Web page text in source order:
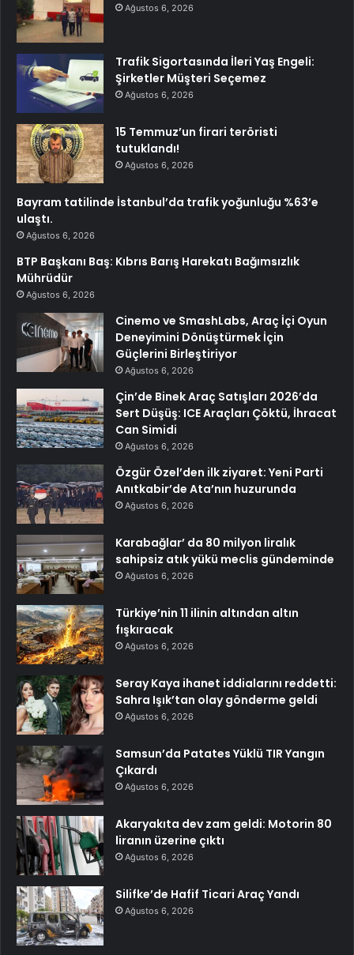
Ağustos 6, 2026
Trafik Sigortasında İleri Yaş Engeli:
Şirketler Müşteri Seçemez
Ağustos 6, 2026
15 Temmuz’un firari teröristi
tutuklandı!
Ağustos 6, 2026
Bayram tatilinde İstanbul’da trafik yoğunluğu %63’e
ulaştı.
Ağustos 6, 2026
BTP Başkanı Baş: Kıbrıs Barış Harekatı Bağımsızlık
Mührüdür
Ağustos 6, 2026
Cinemo ve SmashLabs, Araç İçi Oyun
Deneyimini Dönüştürmek İçin
Güçlerini Birleştiriyor
Ağustos 6, 2026
Çin’de Binek Araç Satışları 2026’da
Sert Düşüş: ICE Araçları Çöktü, İhracat
Can Simidi
Ağustos 6, 2026
Özgür Özel’den ilk ziyaret: Yeni Parti
Anıtkabir’de Ata’nın huzurunda
Ağustos 6, 2026
Karabağlar’ da 80 milyon liralık
sahipsiz atık yükü meclis gündeminde
Ağustos 6, 2026
Türkiye’nin 11 ilinin altından altın
fışkıracak
Ağustos 6, 2026
Seray Kaya ihanet iddialarını reddetti:
Sahra Işık’tan olay gönderme geldi
Ağustos 6, 2026
Samsun’da Patates Yüklü TIR Yangın
Çıkardı
Ağustos 6, 2026
Akaryakıta dev zam geldi: Motorin 80
liranın üzerine çıktı
Ağustos 6, 2026
Silifke’de Hafif Ticari Araç Yandı
Ağustos 6, 2026